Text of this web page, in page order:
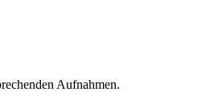
Aufnahmen.